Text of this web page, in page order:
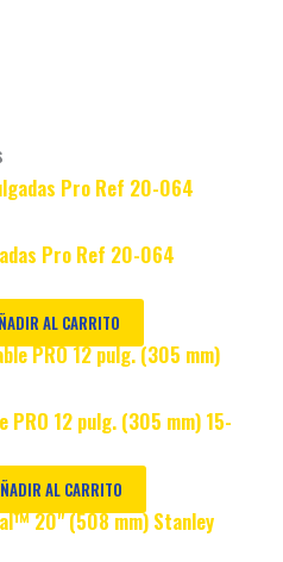
Pro Ref 20-064
AL CARRITO
12 pulg. (305 mm) 15-
AL CARRITO